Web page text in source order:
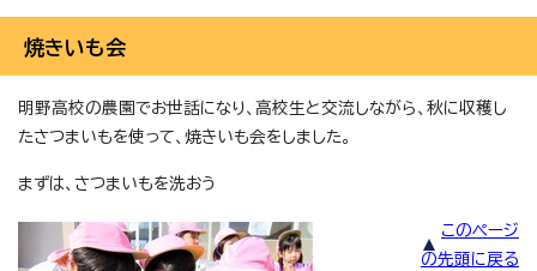
焼きいも会
明野高校の農園でお世話になり、高校生と交流しながら、秋に収穫し
たさつまいもを使って、焼きいも会をしました。
まずは、さつまいもを洗おう
このページ
の先頭に戻る